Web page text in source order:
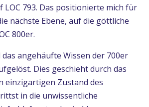
793. Das positionierte mich für
nächste Ebene, auf die göttliche
800er.
das angehäufte Wissen der 700er
Dies geschieht durch das
einzigartigen Zustand des
in die unwissentliche